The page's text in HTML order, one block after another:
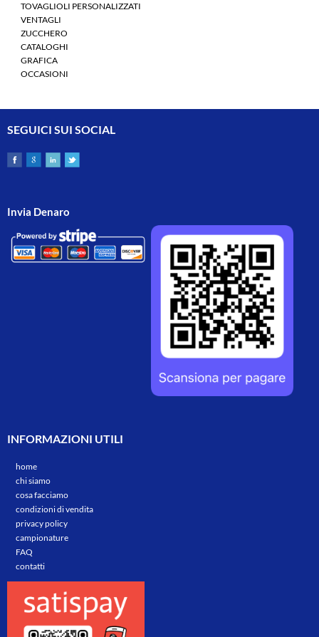
TOVAGLIOLI PERSONALIZZATI
VENTAGLI
ZUCCHERO
CATALOGHI
GRAFICA
OCCASIONI
SEGUICI SUI SOCIAL
Invia Denaro
INFORMAZIONI UTILI
home
chi siamo
cosa facciamo
condizioni di vendita
privacy policy
campionature
FAQ
contatti